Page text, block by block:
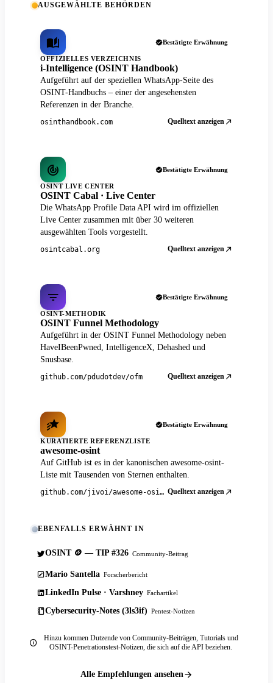
AUSGEWÄHLTE BEHÖRDEN
Bestätigte Erwähnung
OFFIZIELLES VERZEICHNIS
i-Intelligence (OSINT Handbook)
Aufgeführt auf der speziellen WhatsApp-Seite des
OSINT-Handbuchs – einer der angesehensten
Referenzen in der Branche.
osinthandbook.com Quelltext anzeigen
Bestätigte Erwähnung
OSINT LIVE CENTER
OSINT Cabal · Live Center
Die WhatsApp Profile Data API wird im offiziellen
Live Center zusammen mit über 30 weiteren
ausgewählten Tools vorgestellt.
osintcabal.org Quelltext anzeigen
Bestätigte Erwähnung
OSINT-METHODIK
OSINT Funnel Methodology
Aufgeführt in der OSINT Funnel Methodology neben
HaveIBeenPwned, IntelligenceX, Dehashed und
Snusbase.
github.com/pdudotdev/ofm Quelltext anzeigen
Bestätigte Erwähnung
KURATIERTE REFERENZLISTE
awesome-osint
Auf GitHub ist es in der kanonischen awesome-osint-
Liste mit Tausenden von Sternen enthalten.
github.com/jivoi/awesome-osint Quelltext anzeigen
EBENFALLS ERWÄHNT IN
OSINT 🪙 — TIP #326 Community-Beitrag
Mario Santella Forscherbericht
LinkedIn Pulse · Varshney Fachartikel
Cybersecurity-Notes (3ls3if) Pentest-Notizen
Hinzu kommen Dutzende von Community-Beiträgen, Tutorials und
OSINT-Penetrationstest-Notizen, die sich auf die API beziehen.
Alle Empfehlungen ansehen